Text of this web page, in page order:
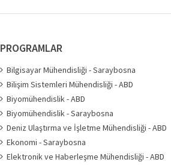
PROGRAMLAR
Bilgisayar Mühendisliği - Saraybosna
Bilişim Sistemleri Mühendisliği - ABD
Biyomühendislik - ABD
Biyomühendislik - Saraybosna
Deniz Ulaştırma ve İşletme Mühendisliği - ABD
Ekonomi - Saraybosna
Elektronik ve Haberleşme Mühendisliği - ABD